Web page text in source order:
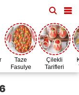
Taze
Fasulye
Zamanı
Çilekli
Tarifleri